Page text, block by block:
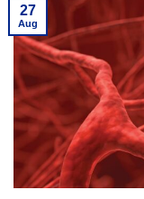
27
Aug